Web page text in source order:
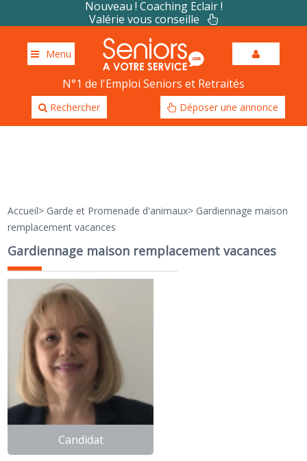
Nouveau ! Coaching Eclair !
Valérie vous conseille
Menu
N°1 de l'Emploi Seniors et Retraités
Rechercher Déposer une annonce
Accueil> Garde et Promenade d'animaux> Gardiennage maison
remplacement vacances
Gardiennage maison remplacement vacances
Candidat